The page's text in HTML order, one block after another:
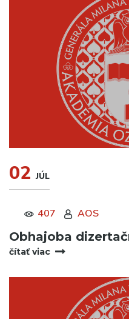
02 JÚL
407 AOS
Obhajoba
čítať viac